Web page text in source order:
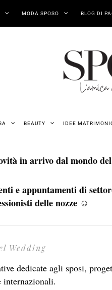
MODA SPOSO BLOG DI
BEAUTY IDEE
in arrivo dal mondo
e appuntamenti di
delle nozze ☺
Wedding
dedicate agli sposi,